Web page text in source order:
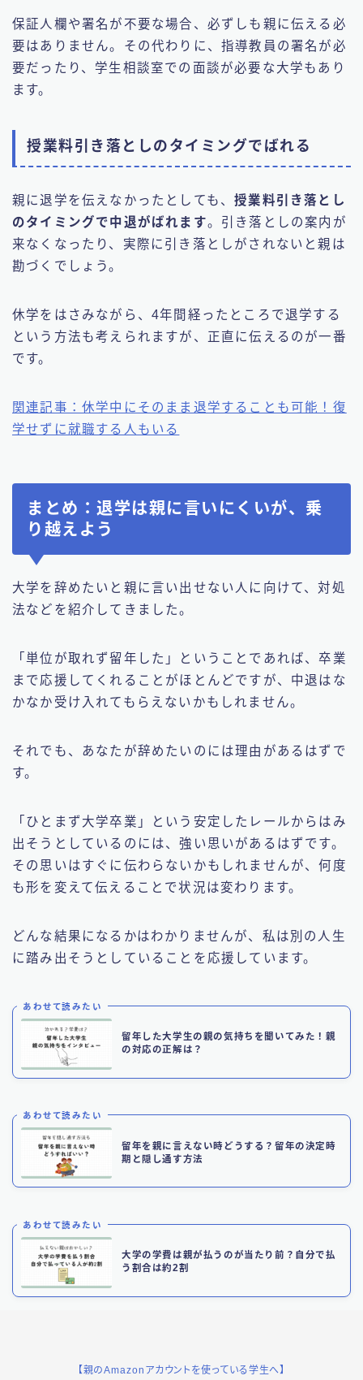
保証人欄や署名が不要な場合、必ずしも親に伝える必
要はありません。その代わりに、指導教員の署名が必
要だったり、学生相談室での面談が必要な大学もあり
ます。
授業料引き落としのタイミングでばれる
親に退学を伝えなかったとしても、授業料引き落とし
のタイミングで中退がばれます。引き落としの案内が
来なくなったり、実際に引き落としがされないと親は
勘づくでしょう。
休学をはさみながら、4年間経ったところで退学する
という方法も考えられますが、正直に伝えるのが一番
です。
関連記事：休学中にそのまま退学することも可能！復
学せずに就職する人もいる
まとめ：退学は親に言いにくいが、乗
り越えよう
大学を辞めたいと親に言い出せない人に向けて、対処
法などを紹介してきました。
「単位が取れず留年した」ということであれば、卒業
まで応援してくれることがほとんどですが、中退はな
かなか受け入れてもらえないかもしれません。
それでも、あなたが辞めたいのには理由があるはずで
す。
「ひとまず大学卒業」という安定したレールからはみ
出そうとしているのには、強い思いがあるはずです。
その思いはすぐに伝わらないかもしれませんが、何度
も形を変えて伝えることで状況は変わります。
どんな結果になるかはわかりませんが、私は別の人生
に踏み出そうとしていることを応援しています。
あわせて読みたい
留年した大学生の親の気持ちを聞いてみた！親
の対応の正解は？
あわせて読みたい
留年を親に言えない時どうする？留年の決定時
期と隠し通す方法
あわせて読みたい
大学の学費は親が払うのが当たり前？自分で払
う割合は約2割
【親のAmazonアカウントを使っている学生へ】